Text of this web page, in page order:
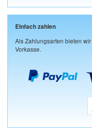
Einfach zahlen
Als Zahlungsarten bieten
Vorkasse.